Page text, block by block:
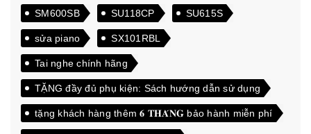
SM600SB SU118CP SU615S
sửa piano SX101RBL
Tai nghe chính hãng
TẶNG đầy đủ phụ kiện: Sách hướng dẫn sử dụng
tặng khách hàng thêm 𝟔 𝐓𝐇𝐀́𝐍𝐆 bảo hành miễn phí